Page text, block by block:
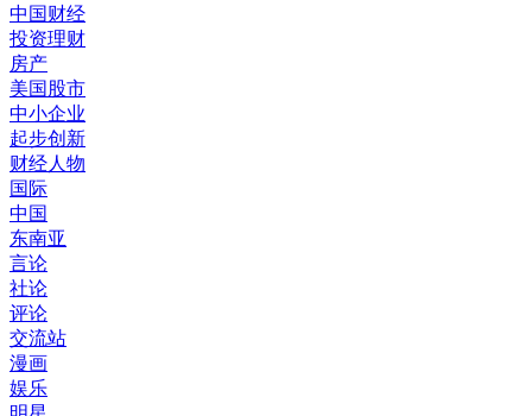
中国财经
投资理财
房产
美国股市
中小企业
起步创新
财经人物
国际
中国
东南亚
言论
社论
评论
交流站
漫画
娱乐